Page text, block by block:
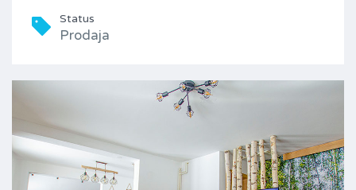
Status
Prodaja